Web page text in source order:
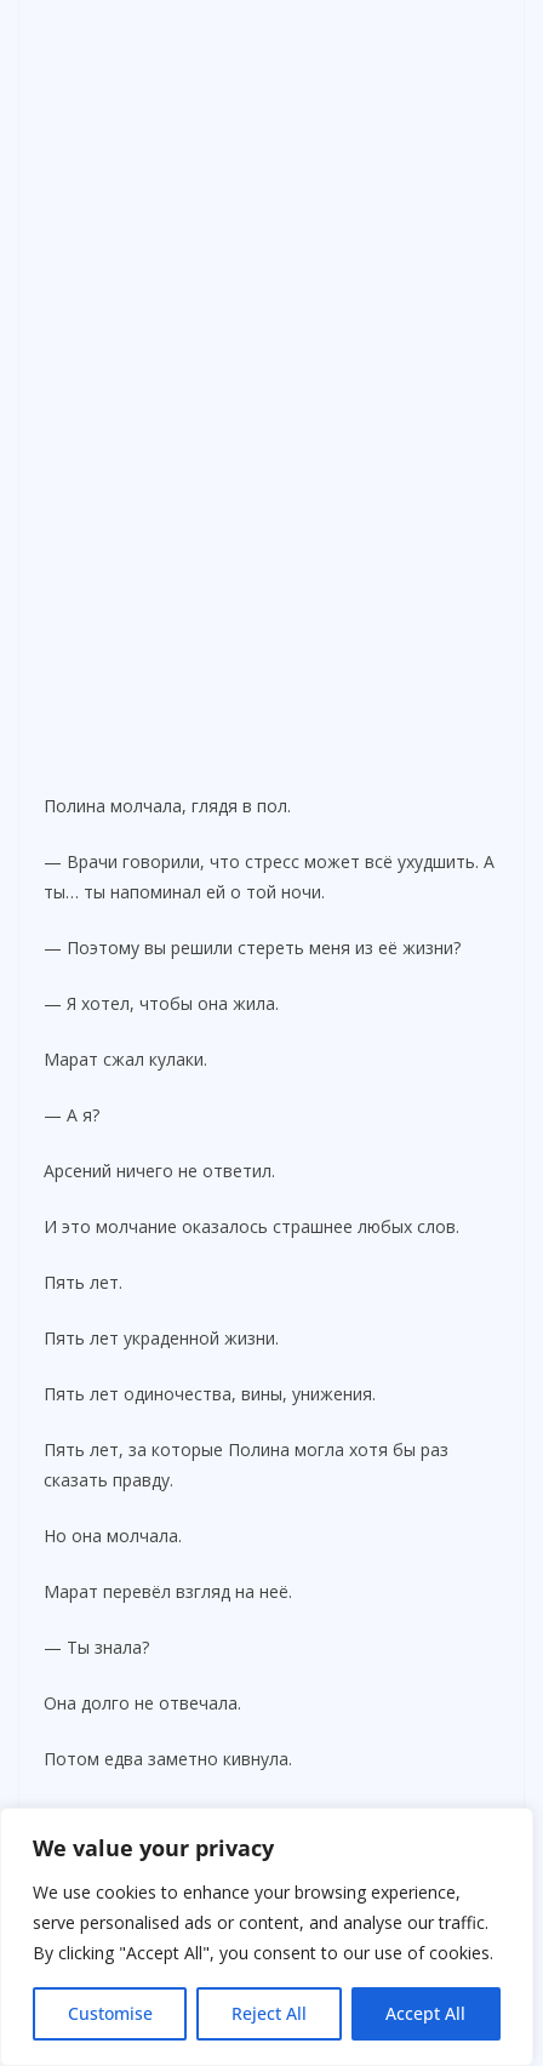
We value your privacy
We use cookies to enhance your browsing experience,
serve personalised ads or content, and analyse our traffic.
By clicking "Accept All", you consent to our use of cookies.
Customise Reject All Accept All
Полина молчала, глядя в пол.
— Врачи говорили, что стресс может всё ухудшить. А
ты… ты напоминал ей о той ночи.
— Поэтому вы решили стереть меня из её жизни?
— Я хотел, чтобы она жила.
Марат сжал кулаки.
— А я?
Арсений ничего не ответил.
И это молчание оказалось страшнее любых слов.
Пять лет.
Пять лет украденной жизни.
Пять лет одиночества, вины, унижения.
Пять лет, за которые Полина могла хотя бы раз
сказать правду.
Но она молчала.
Марат перевёл взгляд на неё.
— Ты знала?
Она долго не отвечала.
Потом едва заметно кивнула.
Тихо.
Почти без боли.
Будто сердце просто устало выдерживать всё сразу.